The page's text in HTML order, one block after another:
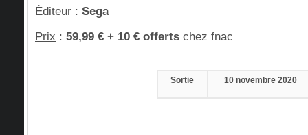
Éditeur : Sega
Prix : 59,99 € + 10 € offerts chez fnac
Sortie 10 novembre 2020